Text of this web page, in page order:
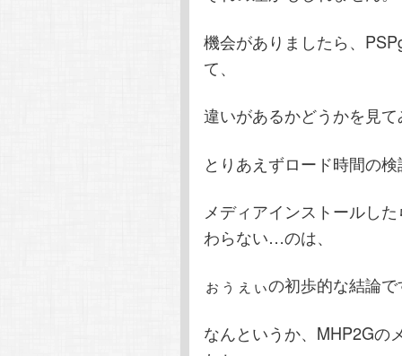
機会がありましたら、
て、
違いがあるかどうかを見
とりあえずロード時間の
メディアインストールし
わらない…のは、
ぉぅぇぃの初歩的な結論
なんというか、MHP2Gの